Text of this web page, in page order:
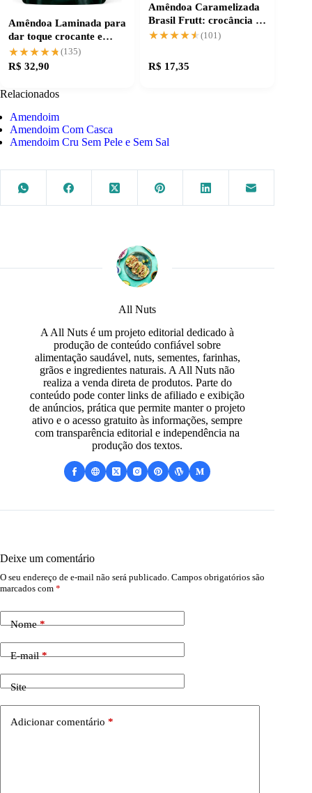
Amêndoa Laminada para
dar toque crocante e
natural
★★★★★
★★★★★ (135)
R$ 32,90
Amêndoa Caramelizada
Brasil Frutt: crocância e
sabor irresistível
★★★★★
★★★★★(101)
R$ 17,35
Relacionados
Amendoim
Amendoim Com Casca
Amendoim Cru Sem Pele e Sem Sal
All Nuts
A All Nuts é um projeto editorial dedicado à
produção de conteúdo confiável sobre
alimentação saudável, nuts, sementes, farinhas,
grãos e ingredientes naturais. A All Nuts não
realiza a venda direta de produtos. Parte do
conteúdo pode conter links de afiliado e exibição
de anúncios, prática que permite manter o projeto
ativo e o acesso gratuito às informações, sempre
com transparência editorial e independência na
produção dos textos.
Deixe um comentário
O seu endereço de e-mail não será publicado. Campos obrigatórios são
marcados com *
Nome*
E-mail*
Site
Adicionar comentário *